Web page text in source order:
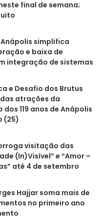
final de semana;
simplifica
e baixa de
integração de sistemas
e Desafio dos Brutus
atrações da
119 anos de Anápolis
(25)
visitação das
(In)Visível” e “Amor –
até 4 de setembro
Hajjar soma mais de
no primeiro ano